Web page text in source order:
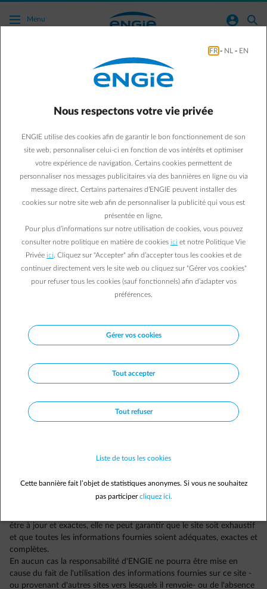
Acc�der au contenu principal
Menu normal-account-circle search
Conditions d’utilisation du site Internet
visiteurs de ce site Internet et en utilisant ce site Internet vous
De la société
Le présent site est celui d'Electrabel, société anonyme de droit
belge, dont le siège social est établi à 1000 Bruxelles, boulevard
Simón Bolívar 36, TVA BE 0403.170.701 RPM Bruxelles. Electrabel
sa s’occupe essentiellement de la production d’électricité et de la
vente d’électricité à des gros clients industriels et vend de
l’électricité, du gaz naturel et des produits et services qui y sont liés
à des clients résidentiels, des petits clients professionnels et des
de la CWaPE et de l’IBGE, les autorités de régulations respectives
Bruxelles-Capitale. Electrabel sa a également reçu une licence de
fourniture électricité et gaz naturel de la CREG, l’organisme fédéral
pour la régulation du marché de l’électricité et du gaz naturel.
peut également prendre contact pare-mail
De la portée des informations contenues sur le
Ce site est destiné à donner des informations générales à propos
également la possibilité dans certains cas de conclure un contrat on
être à jour et exactes, elle ne peut garantir que le site soit exhaustif
et que toutes les informations fournies soient adéquates, exactes et
complètes.
En aucun cas la responsabilité d'ENGIE ne pourra être mise en
cause du fait de l'utilisation des informations fournies sur ce site -
ou provenant d'autres sites vers lesquels il renvoie- ou de l'absence
FR - NL - EN
Nous respectons votre vie privée
ENGIE utilise des cookies afin de garantir le bon fonctionnement de son
site web, personnaliser celui-ci en fonction de vos intérêts et optimiser
votre expérience de navigation. Certains cookies permettent de
personnaliser nos messages publicitaires via des bannières en ligne ou via
message direct. Certains partenaires d’ENGIE peuvent installer des
cookies sur notre site web afin de personnaliser la publicité qui vous est
présentée en ligne.
Pour plus d’informations sur notre utilisation de cookies, vous pouvez
consulter notre politique en matière de cookies ici et notre Politique Vie
Privée ici . Cliquez sur "Accepter" afin d’accepter tous les cookies et de
continuer directement vers le site web ou cliquez sur "Gérer vos cookies"
pour refuser tous les cookies (sauf fonctionnels) afin d’adapter vos
préférences.
Gérer vos cookies
Tout accepter
Tout refuser
Liste de tous les cookies
Cette bannière fait l’objet de statistiques anonymes. Si vous ne souhaitez
pas participercliquez ici.